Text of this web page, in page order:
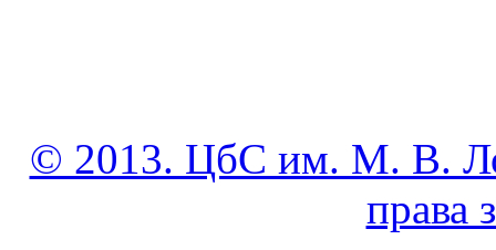
© 2013. ЦбС им. М. В.
права